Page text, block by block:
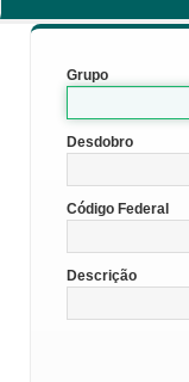
Grupo
Desdobro
Código Federal
Descrição